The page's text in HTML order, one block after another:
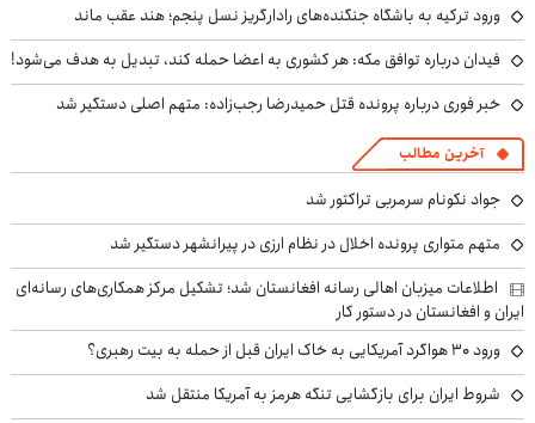
ورود ترکیه به باشگاه جنگنده‌های رادارگریز نسل پنجم؛ هند عقب ماند
فیدان درباره توافق مکه: هر کشوری به اعضا حمله کند، تبدیل به هدف می‌شود!
خبر فوری درباره پرونده قتل حمیدرضا رجب‌زاده: متهم اصلی دستگیر شد
آخرین مطالب
جواد نکونام سرمربی تراکتور شد
متهم متواری پرونده اخلال در نظام ارزی در پیرانشهر دستگیر شد
اطلاعات میزبان اهالی رسانه افغانستان شد؛ تشکیل مرکز همکاری‌های رسانه‌ای
ایران و افغانستان در دستور کار
ورود ۳۰ هواگرد آمریکایی به خاک ایران قبل از حمله به بیت رهبری؟
شروط ایران برای بازگشایی تنگه هرمز به آمریکا منتقل شد